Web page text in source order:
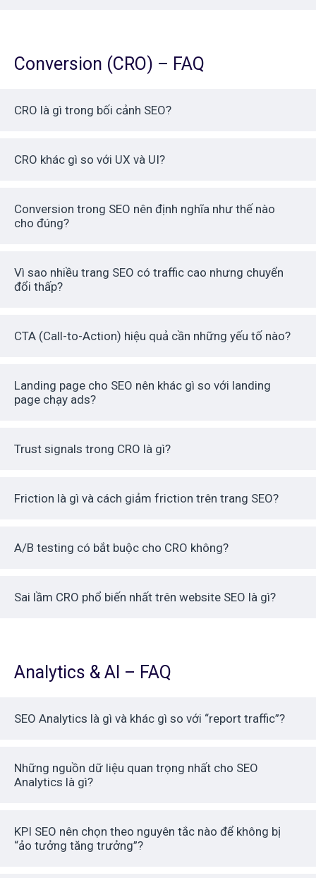
Conversion (CRO) – FAQ
CRO là gì trong bối cảnh SEO?
CRO khác gì so với UX và UI?
Conversion trong SEO nên định nghĩa như thế nào
cho đúng?
Vì sao nhiều trang SEO có traffic cao nhưng chuyển
đổi thấp?
CTA (Call-to-Action) hiệu quả cần những yếu tố nào?
Landing page cho SEO nên khác gì so với landing
page chạy ads?
Trust signals trong CRO là gì?
Friction là gì và cách giảm friction trên trang SEO?
A/B testing có bắt buộc cho CRO không?
Sai lầm CRO phổ biến nhất trên website SEO là gì?
Analytics & AI – FAQ
SEO Analytics là gì và khác gì so với “report traffic”?
Những nguồn dữ liệu quan trọng nhất cho SEO
Analytics là gì?
KPI SEO nên chọn theo nguyên tắc nào để không bị
“ảo tưởng tăng trưởng”?